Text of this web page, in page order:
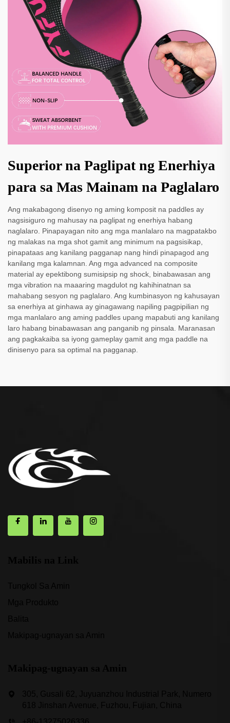
Superior na Paglipat ng Enerhiya
para sa Mas Mainam na Paglalaro
Ang makabagong disenyo ng aming komposit na paddles ay
nagsisiguro ng mahusay na paglipat ng enerhiya habang
naglalaro. Pinapayagan nito ang mga manlalaro na magpatakbo
ng malakas na mga shot gamit ang minimum na pagsisikap,
pinapataas ang kanilang pagganap nang hindi pinapagod ang
kanilang mga kalamnan. Ang mga advanced na composite
material ay epektibong sumisipsip ng shock, binabawasan ang
mga vibration na maaaring magdulot ng kahihinatnan sa
mahabang sesyon ng paglalaro. Ang kumbinasyon ng kahusayan
sa enerhiya at ginhawa ay ginagawang napiling pagpipilian ng
mga manlalaro ang aming paddles upang mapabuti ang kanilang
laro habang binabawasan ang panganib ng pinsala. Maranasan
ang pagkakaiba sa iyong gameplay gamit ang mga paddle na
dinisenyo para sa optimal na pagganap.